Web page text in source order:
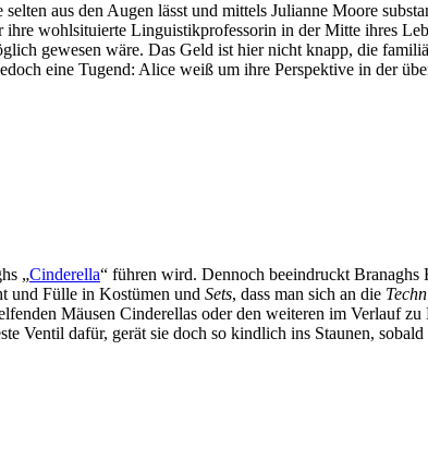
aus den Augen lässt und mittels Julianne Moore
wohlsituierte Linguistikprofessorin in der Mitte ihres
gewesen wäre. Das Geld ist hier nicht knapp, die
eine Tugend: Alice weiß um ihre Perspektive in der
„Cinderella“ führen wird. Dennoch beeindruckt Branaghs
und Fülle in Kostümen und Sets, dass man sich an die
Mäusen Cinderellas oder den weiteren im Verlauf zu
Ventil dafür, gerät sie doch so kindlich ins Staunen,